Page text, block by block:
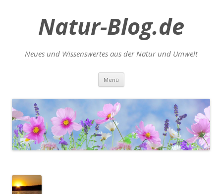
Natur-Blog.de
Neues und Wissenswertes aus der Natur und Umwelt
Menü Zum
springen